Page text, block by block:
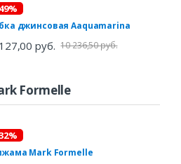
джинсовая Aaquamarina
руб. 10 236,50 руб.
Formelle
Mark Formelle